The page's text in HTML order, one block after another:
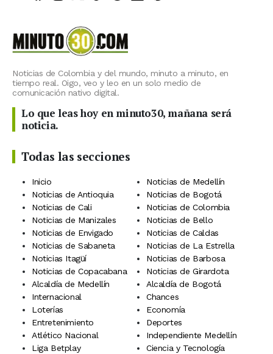
Noticias de Colombia y del mundo, minuto a minuto, en
tiempo real. Oigo, veo y leo en un solo medio de
comunicación nativo digital.
Lo que leas hoy en minuto30, mañana será
noticia.
Todas las secciones
Inicio
Noticias de Medellín
Noticias de Antioquia
Noticias de Bogotá
Noticias de Cali
Noticias de Colombia
Noticias de Manizales
Noticias de Bello
Noticias de Envigado
Noticias de Caldas
Noticias de Sabaneta
Noticias de La Estrella
Noticias Itagüí
Noticias de Barbosa
Noticias de Copacabana
Noticias de Girardota
Alcaldía de Medellín
Alcaldía de Bogotá
Internacional
Chances
Loterías
Economía
Entretenimiento
Deportes
Atlético Nacional
Independiente Medellín
Liga Betplay
Ciencia y Tecnología